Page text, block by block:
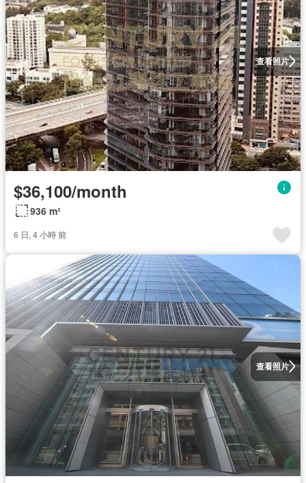
查看照片
$36,100/month
936 m²
6 日, 4 小時 前
查看照片